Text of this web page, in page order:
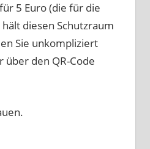
5 Euro (die für die
diesen Schutzraum
Sie unkompliziert
über den QR-Code